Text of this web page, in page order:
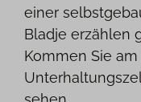
einer
Bladje erzählen
Kommen Sie